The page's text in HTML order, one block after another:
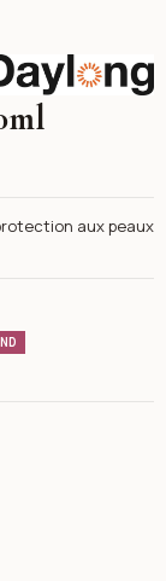
aux peaux